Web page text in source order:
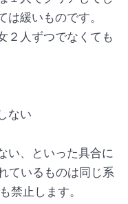
緩いものです。
２人ずつでなくても
ない
い、といった具合に
ているものは同じ系
禁止します。